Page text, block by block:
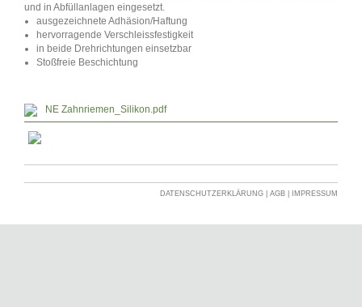
und in Abfüllanlagen eingesetzt.
ausgezeichnete Adhäsion/Haftung
hervorragende Verschleissfestigkeit
in beide Drehrichtungen einsetzbar
Stoßfreie Beschichtung
NE Zahnriemen_Silikon.pdf
DATENSCHUTZERKLÄRUNG AGB IMPRESSUM